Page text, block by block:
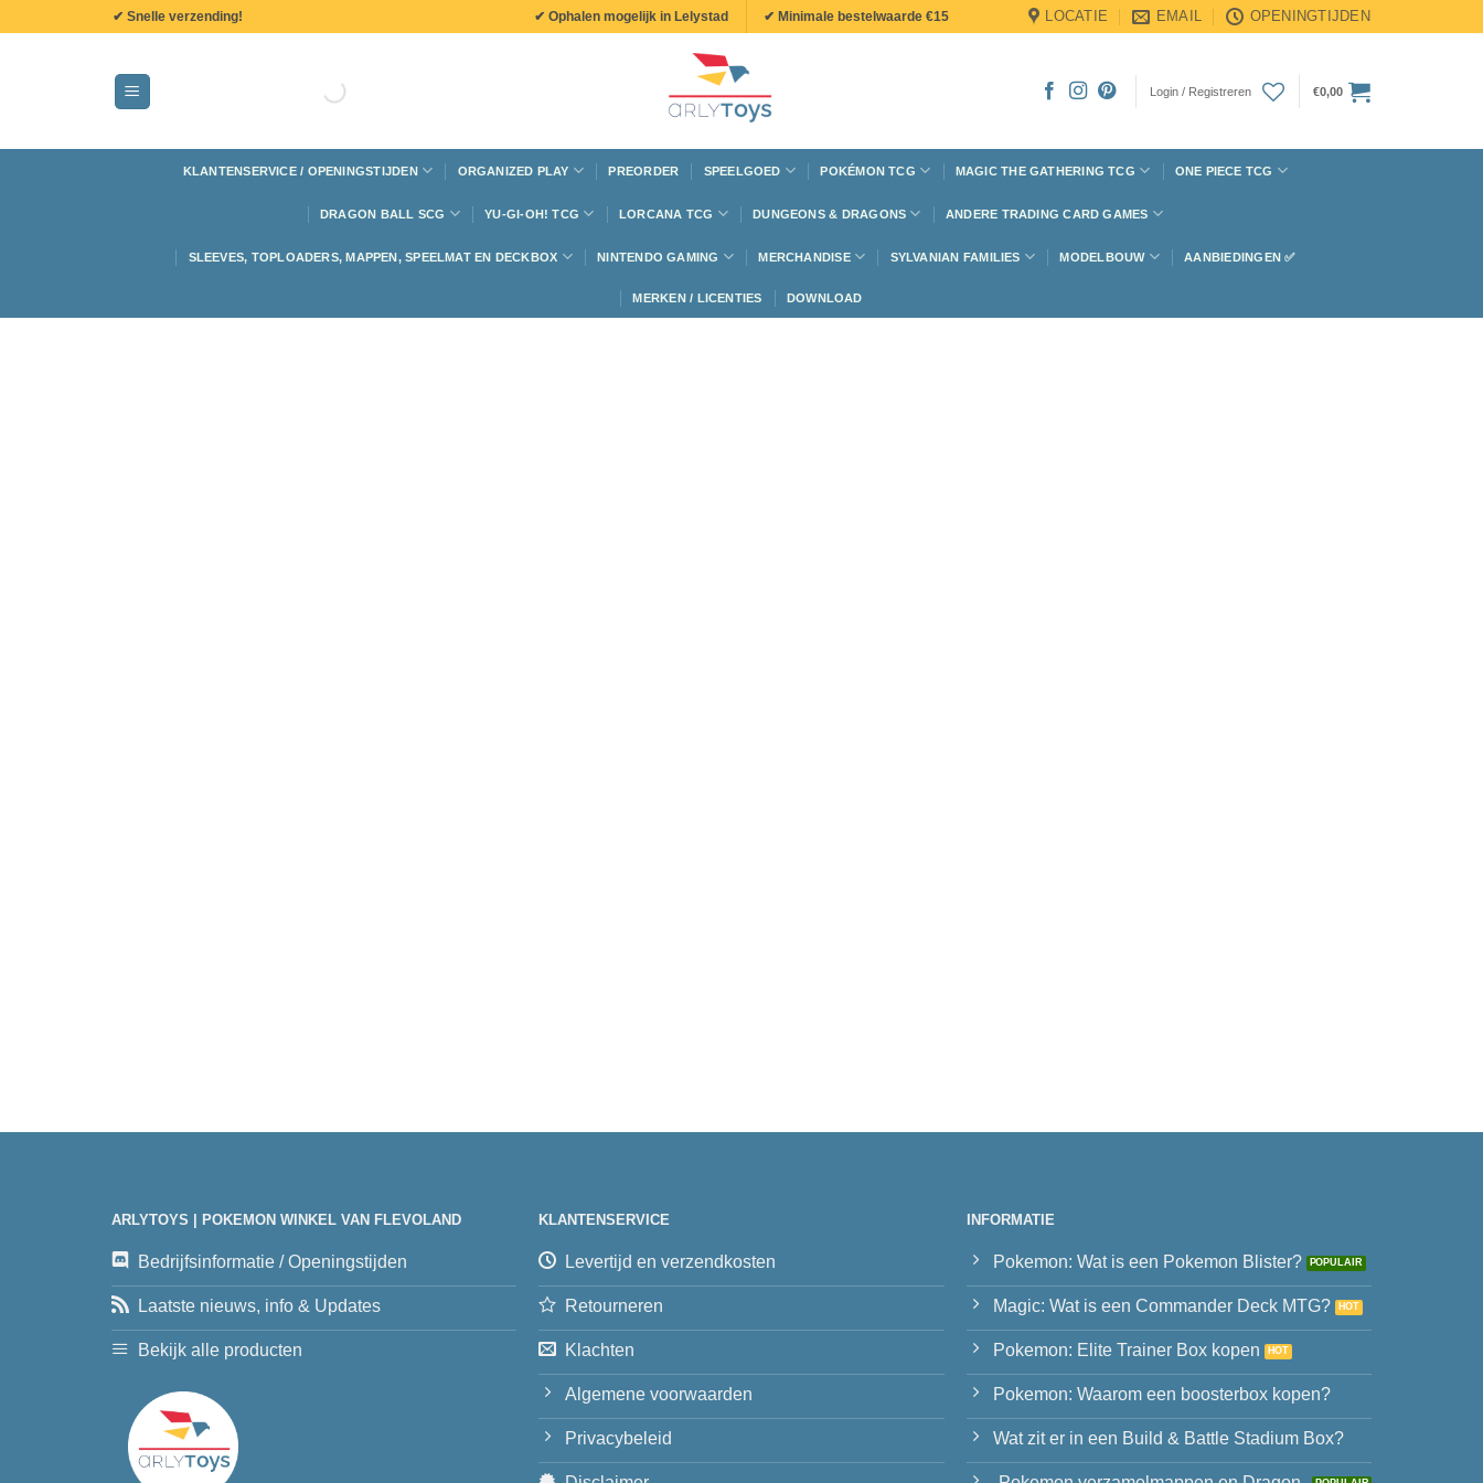
✔ Snelle verzending! ✔ Ophalen mogelijk in Lelystad ✔ Minimale bestelwaarde €15 LOCATIE EMAIL OPENINGTIJDEN
Login / Registreren €0,00
KLANTENSERVICE / OPENINGSTIJDEN ORGANIZED PLAY PREORDER SPEELGOED POKÉMON TCG MAGIC THE GATHERING TCG ONE PIECE TCG
DRAGON BALL SCG YU-GI-OH! TCG LORCANA TCG DUNGEONS & DRAGONS ANDERE TRADING CARD GAMES
SLEEVES, TOPLOADERS, MAPPEN, SPEELMAT EN DECKBOX NINTENDO GAMING MERCHANDISE SYLVANIAN FAMILIES MODELBOUW AANBIEDINGEN ✅
MERKEN / LICENTIES DOWNLOAD
ARLYTOYS | POKEMON WINKEL VAN FLEVOLAND
Bedrijfsinformatie / Openingstijden
Laatste nieuws, info & Updates
Bekijk alle producten
KLANTENSERVICE
Levertijd en verzendkosten
Retourneren
Klachten
Algemene voorwaarden
Privacybeleid
INFORMATIE
Pokemon: Wat is een Pokemon Blister?
Magic: Wat is een Commander Deck MTG?
Pokemon: Elite Trainer Box kopen
Pokemon: Waarom een boosterbox kopen?
Wat zit er in een Build & Battle Stadium Box?